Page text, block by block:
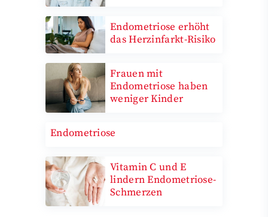
Endometriose erhöht
das Herzinfarkt-Risiko
Frauen mit
Endometriose haben
weniger Kinder
Endometriose
Vitamin C und E
lindern Endometriose-
Schmerzen